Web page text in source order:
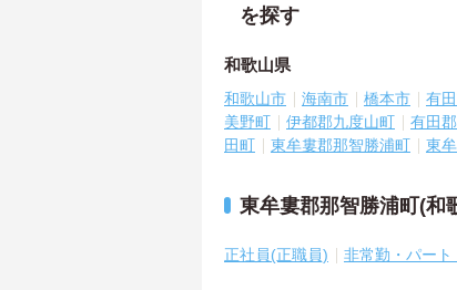
を探す
和歌山県
和歌山市 海南市 橋本市 有
美野町
伊都郡九度山町 有田
田町
東牟婁郡那智勝浦町 東
東牟婁郡那智勝浦町(和
正社員(正職員) 非常勤・パート